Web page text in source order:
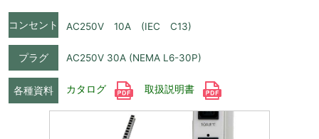
コンセント AC250V 10A (IEC C13)
プラグ AC250V 30A (NEMA L6-30P)
各種資料 カタログ 取扱説明書